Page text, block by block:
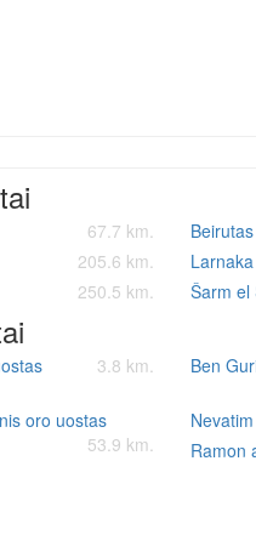
67.7 km. Beirutas
205.6 km. Larnaka
250.5 km. Šarm el
3.8 km.
Ben
oro uostas
53.9 km.
Ramon